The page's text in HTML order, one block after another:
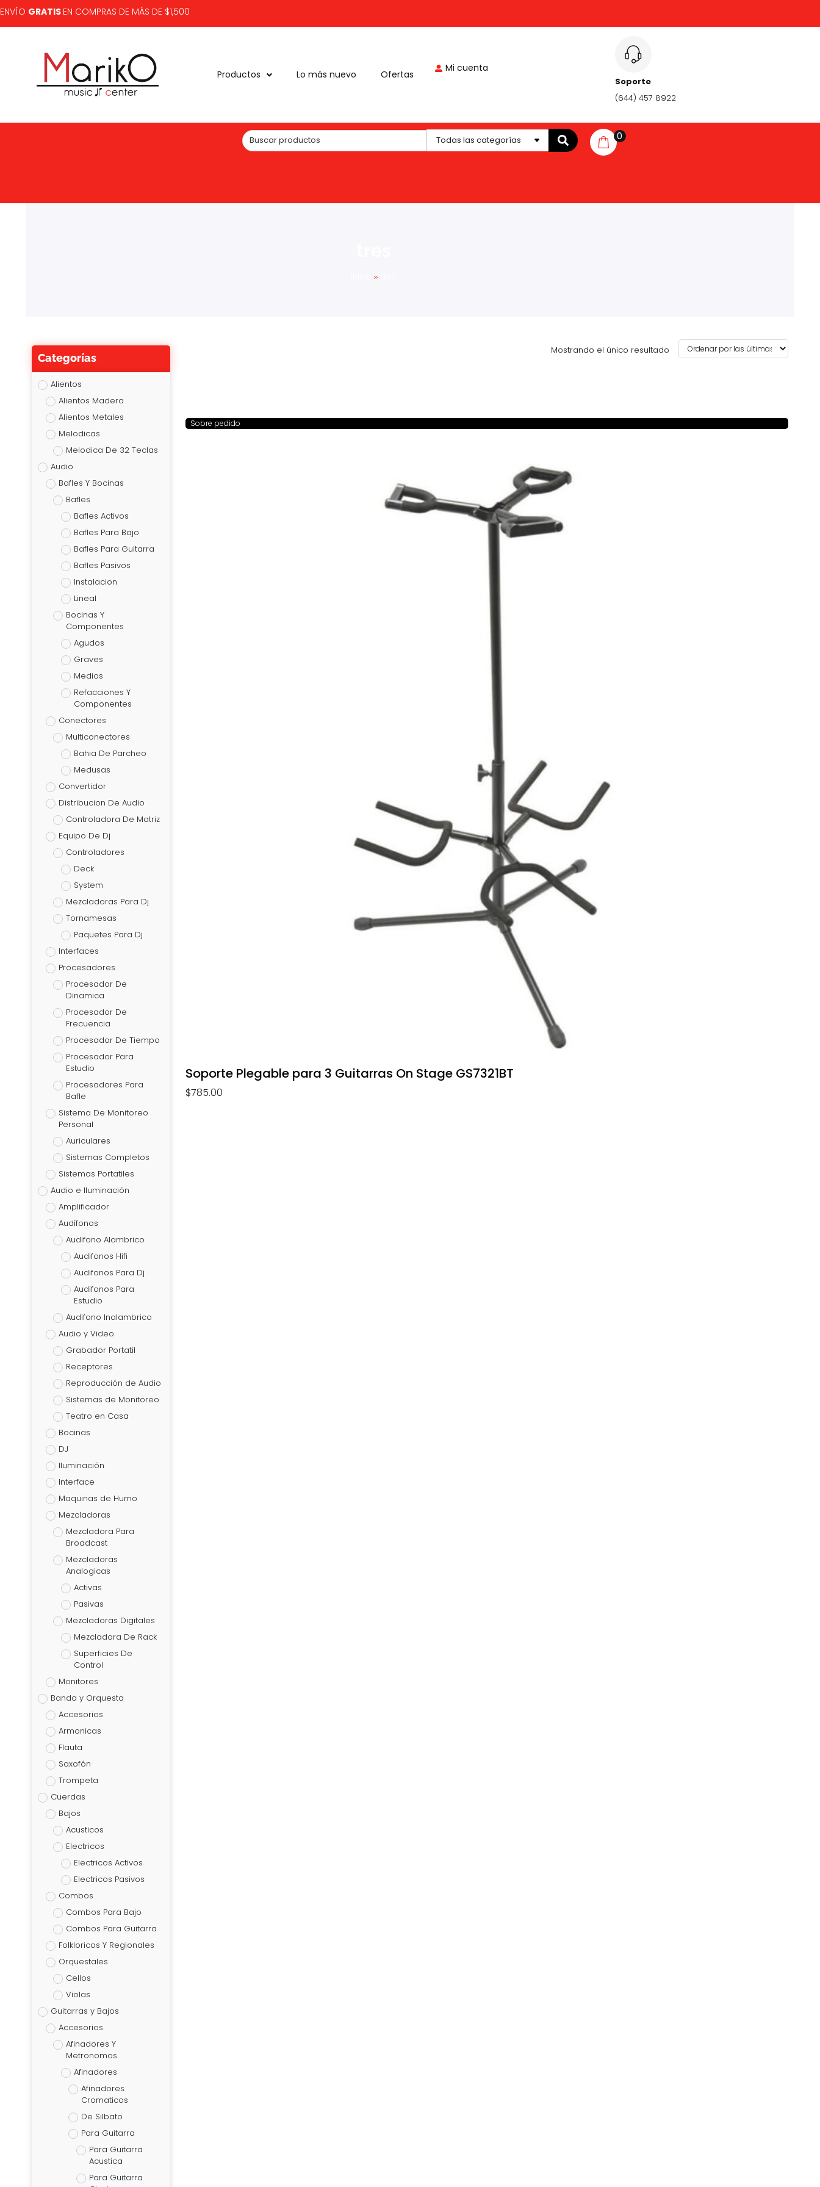
ENVÍO GRATIS EN COMPRAS DE MÁS DE $1,500
Productos Lo más nuevo Ofertas
Mi cuenta
Soporte
(644) 457 8922
0
»
Categorías
Alientos
Alientos Madera
Alientos Metales
Melodicas
Melodica De 32 Teclas
Audio
Bafles Y Bocinas
Bafles
Bafles Activos
Bafles Para Bajo
Bafles Para Guitarra
Bafles Pasivos
Instalacion
Lineal
Bocinas Y
Componentes
Agudos
Graves
Medios
Refacciones Y
Componentes
Conectores
Multiconectores
Bahia De Parcheo
Medusas
Convertidor
Distribucion De Audio
Controladora De Matriz
Equipo De Dj
Controladores
Deck
System
Mezcladoras Para Dj
Tornamesas
Paquetes Para Dj
Interfaces
Procesadores
Procesador De
Dinamica
Procesador De
Frecuencia
Procesador De Tiempo
Procesador Para
Estudio
Procesadores Para
Bafle
Sistema De Monitoreo
Personal
Auriculares
Sistemas Completos
Sistemas Portatiles
Audio e Iluminación
Amplificador
Audífonos
Audifono Alambrico
Audifonos Hifi
Audifonos Para Dj
Audifonos Para
Estudio
Audifono Inalambrico
Audio y Video
Grabador Portatil
Receptores
Reproducción de Audio
Sistemas de Monitoreo
Teatro en Casa
Bocinas
DJ
Iluminación
Interface
Maquinas de Humo
Mezcladoras
Mezcladora Para
Broadcast
Mezcladoras
Analogicas
Activas
Pasivas
Mezcladoras Digitales
Mezcladora De Rack
Superficies De
Control
Monitores
Banda y Orquesta
Accesorios
Armonicas
Flauta
Saxofón
Trompeta
Cuerdas
Bajos
Acusticos
Electricos
Electricos Activos
Electricos Pasivos
Combos
Combos Para Bajo
Combos Para Guitarra
Folkloricos Y Regionales
Orquestales
Cellos
Violas
Guitarras y Bajos
Accesorios
Afinadores Y
Metronomos
Afinadores
Afinadores
Cromaticos
De Silbato
Para Guitarra
Para Guitarra
Acustica
Para Guitarra
Mostrando el único resultado
Sobre pedido
Soporte Plegable para 3 Guitarras On Stage GS7321BT
$785.00